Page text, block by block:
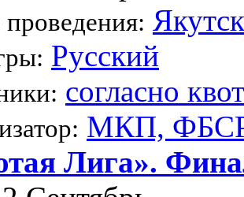
Якутск
Русский
согласно
МКП,
Лига».